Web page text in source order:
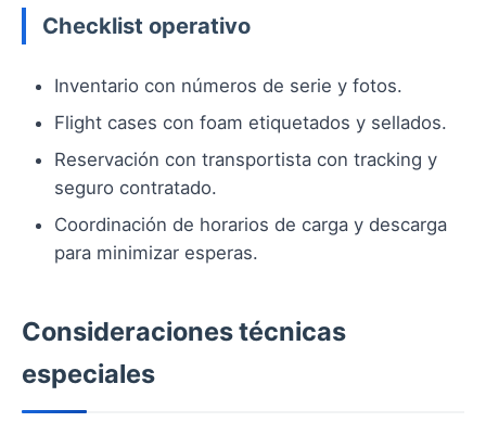
Checklist operativo
Inventario con números de serie y fotos.
Flight cases con foam etiquetados y sellados.
Reservación con transportista con tracking y
seguro contratado.
Coordinación de horarios de carga y descarga
para minimizar esperas.
Consideraciones técnicas
especiales